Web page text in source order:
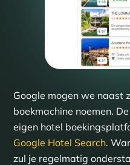
Google mogen we naast
boekmachine noemen.
eigen hotel
Google Hotel Search.
zul je regelmatig